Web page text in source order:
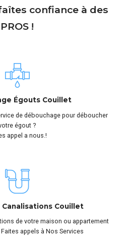
confiance à des
PROS !
Égouts Couillet
de débouchage pour déboucher
égout ?
appel a nous.!
Couillet
de votre maison ou appartement
appels à Nos Services